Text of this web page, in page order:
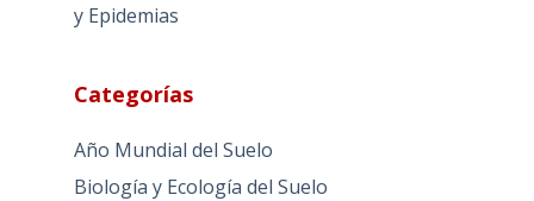
y Epidemias
Categorías
Año Mundial del Suelo
Biología y Ecología del Suelo